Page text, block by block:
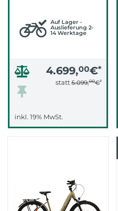
GRAU)
Auf Lager -
Auslieferung 2-
14 Werktage
4.699,00€*
statt5.099,00€*
inkl. 19% MwSt.